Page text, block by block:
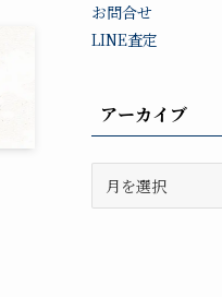
お問合せ
LINE査定
アーカイブ